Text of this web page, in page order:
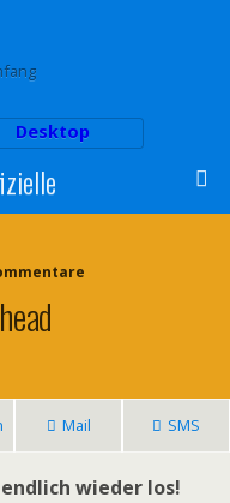
Desktop
Mail SMS
wieder los!